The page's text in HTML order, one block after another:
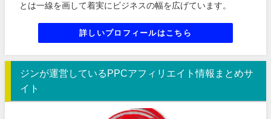
とは一線を画して着実にビジネスの幅を広げています。
詳しいプロフィールはこちら
ジンが運営しているPPCアフィリエイト情報まとめサ
イト